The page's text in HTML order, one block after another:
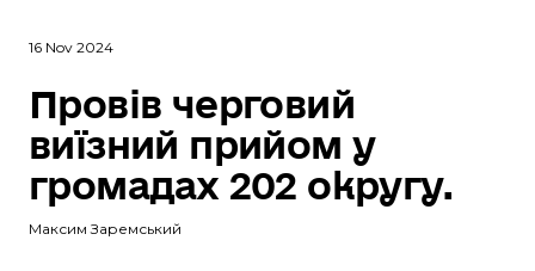
Програма
Анонімні опитування
16 Nov 2024
Провів черговий
виїзний прийом у
громадах 202 округу.
Максим Заремський